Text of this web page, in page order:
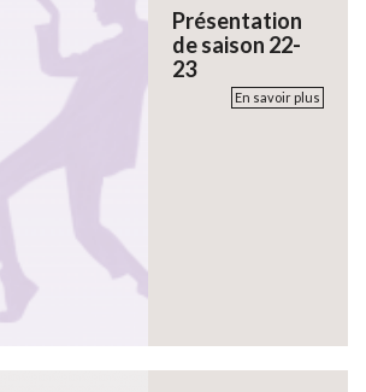
Présentation
de saison 22-
23
En savoir plus